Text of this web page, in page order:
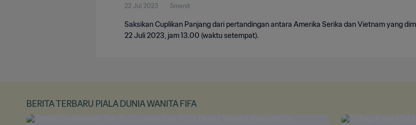
22 Jul 2023 5menit
Saksikan Cuplikan Panjang dari pertandingan antara Amerika Serika dan Vietnam yang
22 Juli 2023, jam 13.00 (waktu setempat).
BERITA TERBARU PIALA DUNIA WANITA FIFA